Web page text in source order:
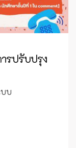
ารปรับปรุง
บ